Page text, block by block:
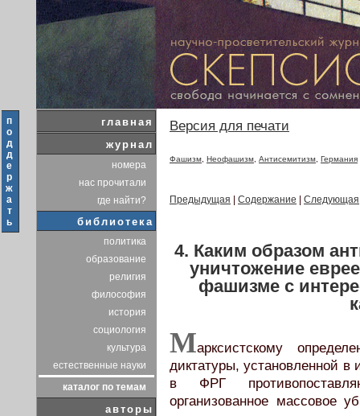
п
о
д
д
е
р
ж
а
т
ь
главная
журнал
номера
нас прочитали
где найти?
библиотека
политика
образование
религия
философия
история
социология
культура
естественные науки
каталог по темам
авторы
Версия для печати
Фашизм Неофашизм Антисемитизм Германия
Предыдущая Содержание Следующая
4. Каким образом
уничтожение
фашизме с
Марксистскому
диктатуры, установленной в
в ФРГ
организованное массовое